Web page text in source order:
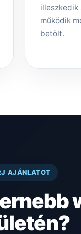
illeszkedik
működik
betölt.
AJÁNLATOT